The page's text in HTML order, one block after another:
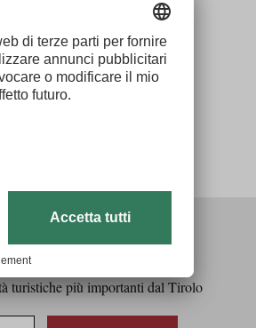
turistiche più importanti dal Tirolo